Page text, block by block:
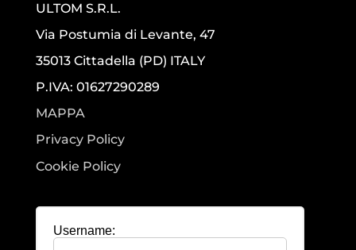
ULTOM S.R.L.
Via Postumia di Levante, 47
35013 Cittadella (PD) ITALY
P.IVA: 01627290289
MAPPA
Privacy Policy
Cookie Policy
Username: